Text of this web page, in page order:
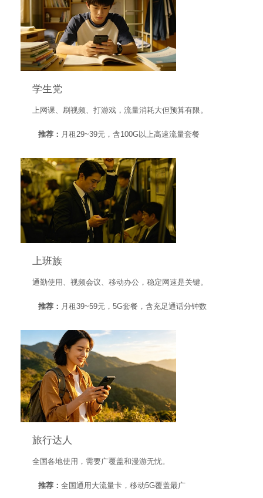
学生党
上网课、刷视频、打游戏，流量消耗大但预算有限。
推荐： 月租29~39元，含100G以上高速流量套餐
上班族
通勤使用、视频会议、移动办公，稳定网速是关键。
推荐： 月租39~59元，5G套餐，含充足通话分钟数
旅行达人
全国各地使用，需要广覆盖和漫游无忧。
推荐： 全国通用大流量卡，移动5G覆盖最广